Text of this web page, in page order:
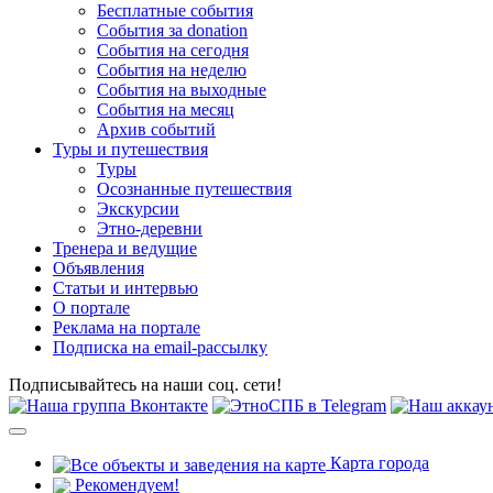
Бесплатные события
События за donation
События на сегодня
События на неделю
События на выходные
События на месяц
Архив событий
Туры и путешествия
Туры
Осознанные путешествия
Экскурсии
Этно-деревни
Тренера и ведущие
Объявления
Статьи и интервью
О портале
Реклама на портале
Подписка на email-рассылку
Подписывайтесь на наши соц. сети!
Карта города
Рекомендуем!